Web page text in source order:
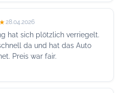
28.04.2026
hat sich plötzlich verriegelt.
da und hat das Auto
Preis war fair.